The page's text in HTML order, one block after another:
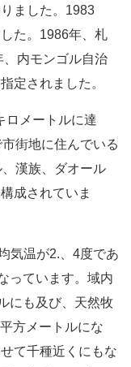
ました。1983
た。1986年、札
内モンゴル自治
定されました。
ロメートルに達
街地に住んでいる
漢族、ダオール
成されていま
気温が2.、4度であ
っています。域内
にも及び、天然牧
方メートルにな
て千種近くにもな